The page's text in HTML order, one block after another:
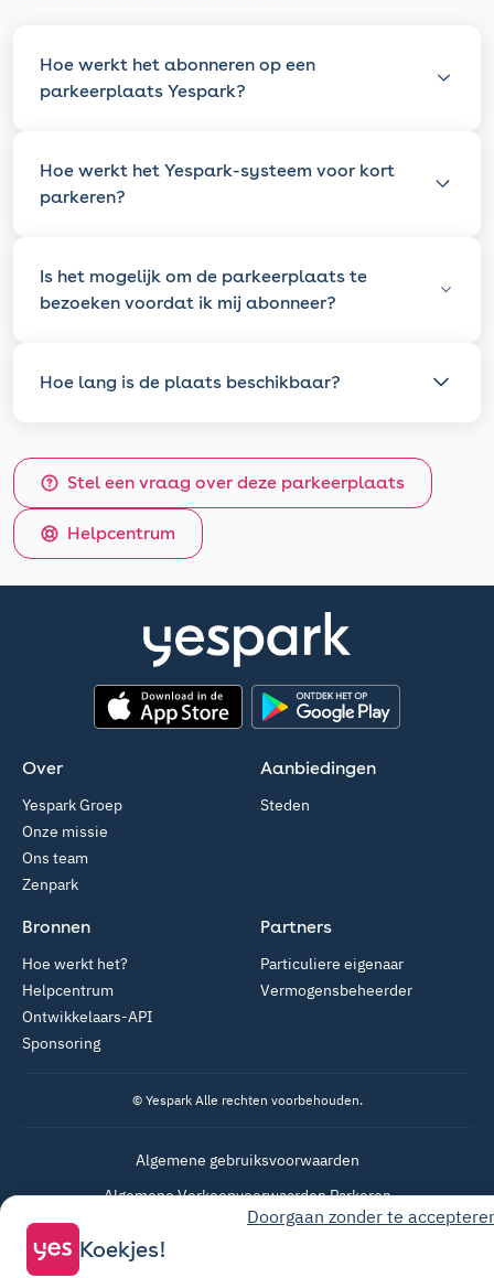
Hoe werkt het abonneren op een
parkeerplaats Yespark?
Hoe werkt het Yespark-systeem voor kort
parkeren?
Is het mogelijk om de parkeerplaats te
bezoeken voordat ik mij abonneer?
Hoe lang is de plaats beschikbaar?
Stel een vraag over deze parkeerplaats
Helpcentrum
Over
Yespark Groep
Onze missie
Ons team
Zenpark
Aanbiedingen
Steden
Partners
Particuliere eigenaar
Vermogensbeheerder
Bronnen
Hoe werkt het?
Helpcentrum
Ontwikkelaars-API
Sponsoring
© Yespark Alle rechten voorbehouden.
Algemene gebruiksvoorwaarden
Algemene Verkoopvoorwaarden Parkeren
Algemene verkoopvoorwaarden voor opwaarderingen
Doorgaan zonder te
Koekjes!